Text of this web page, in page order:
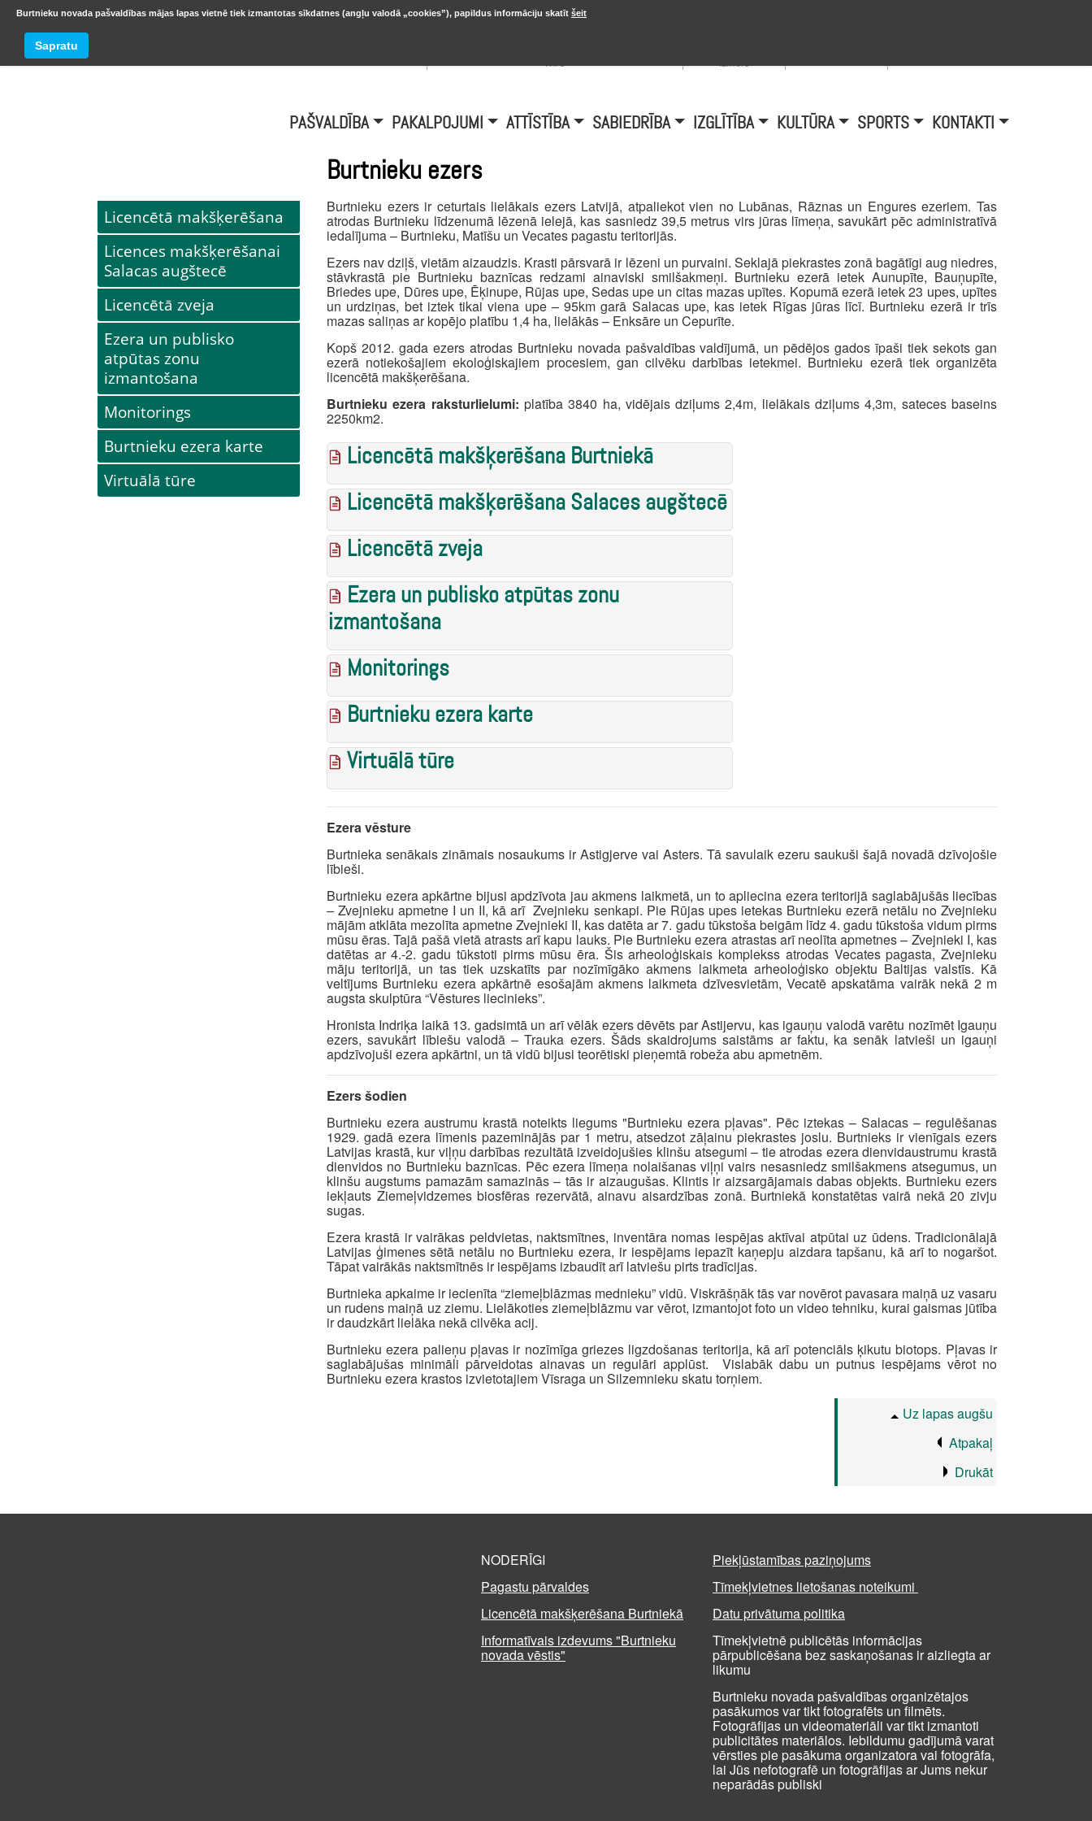
BURTNIEKU NOVADS m/s
izmērs
PAŠVALDĪBA PAKALPOJUMI ATTĪSTĪBA SABIEDRĪBA IZGLĪTĪBA KULTŪRA SPORTS KONTAKTI
Licencētā makšķerēšana
Licences makšķerēšanai
Salacas augštecē
Licencētā zveja
Ezera un publisko
atpūtas zonu
izmantošana
Monitorings
Burtnieku ezera karte
Virtuālā tūre
Burtnieku ezers
Burtnieku ezers ir ceturtais lielākais ezers Latvijā, atpaliekot vien no Lubānas, Rāznas un Engures ezeriem. Tas
atrodas Burtnieku līdzenumā lēzenā ielejā, kas sasniedz 39,5 metrus virs jūras līmeņa, savukārt pēc administratīvā
iedalījuma – Burtnieku, Matīšu un Vecates pagastu teritorijās.
Ezers nav dziļš, vietām aizaudzis. Krasti pārsvarā ir lēzeni un purvaini. Seklajā piekrastes zonā bagātīgi aug niedres,
stāvkrastā pie Burtnieku baznīcas redzami ainaviski smilšakmeņi. Burtnieku ezerā ietek Aunupīte, Bauņupīte,
Briedes upe, Dūres upe, Ēķinupe, Rūjas upe, Sedas upe un citas mazas upītes. Kopumā ezerā ietek 23 upes, upītes
un urdziņas, bet iztek tikai viena upe – 95km garā Salacas upe, kas ietek Rīgas jūras līcī. Burtnieku ezerā ir trīs
mazas saliņas ar kopējo platību 1,4 ha, lielākās – Enksāre un Cepurīte.
Kopš 2012. gada ezers atrodas Burtnieku novada pašvaldības valdījumā, un pēdējos gados īpaši tiek sekots gan
ezerā notiekošajiem ekoloģiskajiem procesiem, gan cilvēku darbības ietekmei. Burtnieku ezerā tiek organizēta
licencētā makšķerēšana.
Burtnieku ezera raksturlielumi: platība 3840 ha, vidējais dziļums 2,4m, lielākais dziļums 4,3m, sateces baseins
2250km2.
Licencētā makšķerēšana Burtniekā
Licencētā makšķerēšana Salaces augštecē
Licencētā zveja
Ezera un publisko atpūtas zonu
izmantošana
Monitorings
Burtnieku ezera karte
Virtuālā tūre
Ezera vēsture
Burtnieka senākais zināmais nosaukums ir Astigjerve vai Asters. Tā savulaik ezeru saukuši šajā novadā dzīvojošie
lībieši.
Burtnieku ezera apkārtne bijusi apdzīvota jau akmens laikmetā, un to apliecina ezera teritorijā saglabājušās liecības
– Zvejnieku apmetne I un II, kā arī Zvejnieku senkapi. Pie Rūjas upes ietekas Burtnieku ezerā netālu no Zvejnieku
mājām atklāta mezolīta apmetne Zvejnieki II, kas datēta ar 7. gadu tūkstoša beigām līdz 4. gadu tūkstoša vidum pirms
mūsu ēras. Tajā pašā vietā atrasts arī kapu lauks. Pie Burtnieku ezera atrastas arī neolīta apmetnes – Zvejnieki I, kas
datētas ar 4.-2. gadu tūkstoti pirms mūsu ēra. Šis arheoloģiskais komplekss atrodas Vecates pagasta, Zvejnieku
māju teritorijā, un tas tiek uzskatīts par nozīmīgāko akmens laikmeta arheoloģisko objektu Baltijas valstīs. Kā
veltījums Burtnieku ezera apkārtnē esošajām akmens laikmeta dzīvesvietām, Vecatē apskatāma vairāk nekā 2 m
augsta skulptūra “Vēstures liecinieks”.
Hronista Indriķa laikā 13. gadsimtā un arī vēlāk ezers dēvēts par Astijervu, kas igauņu valodā varētu nozīmēt Igauņu
ezers, savukārt lībiešu valodā – Trauka ezers. Šāds skaidrojums saistāms ar faktu, ka senāk latvieši un igauņi
apdzīvojuši ezera apkārtni, un tā vidū bijusi teorētiski pieņemtā robeža abu apmetnēm.
Ezers šodien
Burtnieku ezera austrumu krastā noteikts liegums "Burtnieku ezera pļavas". Pēc iztekas – Salacas – regulēšanas
1929. gadā ezera līmenis pazeminājās par 1 metru, atsedzot zāļainu piekrastes joslu. Burtnieks ir vienīgais ezers
Latvijas krastā, kur viļņu darbības rezultātā izveidojušies klinšu atsegumi – tie atrodas ezera dienvidaustrumu krastā
dienvidos no Burtnieku baznīcas. Pēc ezera līmeņa nolaišanas viļņi vairs nesasniedz smilšakmens atsegumus, un
klinšu augstums pamazām samazinās – tās ir aizaugušas. Klintis ir aizsargājamais dabas objekts. Burtnieku ezers
iekļauts Ziemeļvidzemes biosfēras rezervātā, ainavu aisardzības zonā. Burtniekā konstatētas vairā nekā 20 zivju
sugas.
Ezera krastā ir vairākas peldvietas, naktsmītnes, inventāra nomas iespējas aktīvai atpūtai uz ūdens. Tradicionālajā
Latvijas ģimenes sētā netālu no Burtnieku ezera, ir iespējams iepazīt kaņepju aizdara tapšanu, kā arī to nogaršot.
Tāpat vairākās naktsmītnēs ir iespējams izbaudīt arī latviešu pirts tradīcijas.
Burtnieka apkaime ir iecienīta “ziemeļblāzmas mednieku” vidū. Viskrāšņāk tās var novērot pavasara maiņā uz vasaru
un rudens maiņā uz ziemu. Lielākoties ziemeļblāzmu var vērot, izmantojot foto un video tehniku, kurai gaismas jūtība
ir daudzkārt lielāka nekā cilvēka acij.
Burtnieku ezera palieņu pļavas ir nozīmīga griezes ligzdošanas teritorija, kā arī potenciāls ķikutu biotops. Pļavas ir
saglabājušas minimāli pārveidotas ainavas un regulāri applūst. Vislabāk dabu un putnus iespējams vērot no
Burtnieku ezera krastos izvietotajiem Vīsraga un Silzemnieku skatu torņiem.
Uz lapas augšu
Atpakaļ
Drukāt
NODERĪGI
Pagastu pārvaldes
Licencētā makšķerēšana Burtniekā
Informatīvais izdevums "Burtnieku
novada vēstis"
Piekļūstamības paziņojums
Tīmekļvietnes lietošanas noteikumi
Datu privātuma politika
Tīmekļvietnē publicētās informācijas
pārpublicēšana bez saskaņošanas ir aizliegta ar
likumu
Burtnieku novada pašvaldības organizētajos
pasākumos var tikt fotografēts un filmēts.
Fotogrāfijas un videomateriāli var tikt izmantoti
publicitātes materiālos. Iebildumu gadījumā varat
vērsties pie pasākuma organizatora vai fotogrāfa,
lai Jūs nefotografē un fotogrāfijas ar Jums nekur
neparādās publiski
Burtnieku novada pašvaldības mājas lapas vietnē tiek izmantotas sīkdatnes (angļu valodā „cookies”), papildus informāciju skatīt šeit
Sapratu